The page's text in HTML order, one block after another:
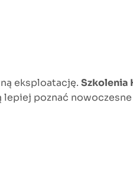
eksploatację. Szkolenia
poznać